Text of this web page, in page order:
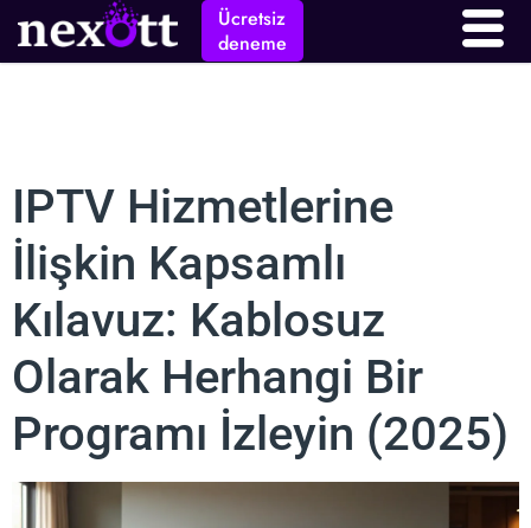
Ücretsiz
deneme
IPTV Hizmetlerine
İlişkin Kapsamlı
Kılavuz: Kablosuz
Olarak Herhangi Bir
Programı İzleyin (2025)